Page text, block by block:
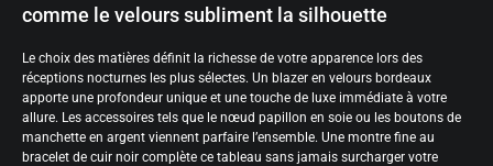
comme le velours subliment la silhouette
Le choix des matières définit la richesse de votre apparence lors des
réceptions nocturnes les plus sélectes. Un blazer en velours bordeaux
apporte une profondeur unique et une touche de luxe immédiate à votre
allure. Les accessoires tels que le nœud papillon en soie ou les boutons de
manchette en argent viennent parfaire l’ensemble. Une montre fine au
bracelet de cuir noir complète ce tableau sans jamais surcharger votre